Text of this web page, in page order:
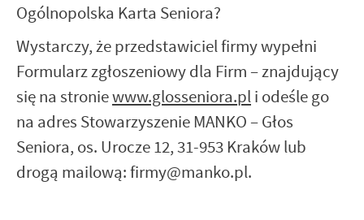
Ogólnopolska Karta Seniora?
Wystarczy, że przedstawiciel firmy wypełni
Formularz zgłoszeniowy dla Firm – znajdujący
się na stroniewww.glosseniora.pli odeśle go
na adres Stowarzyszenie MANKO – Głos
Seniora, os. Urocze 12, 31-953 Kraków lub
drogą mailową: firmy@manko.pl.